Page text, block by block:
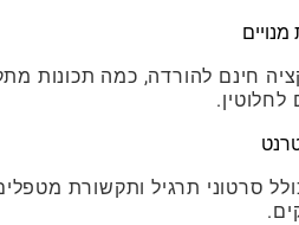
חינם להורדה, כמה תכונות
לחלוטין.
סרטוני תרגיל ותקשורת